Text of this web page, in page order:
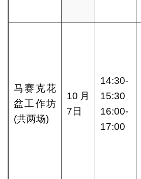
马赛克花
盆工作坊
(共两场)
10月
7日
14:30-
15:30
16:00-
17:00